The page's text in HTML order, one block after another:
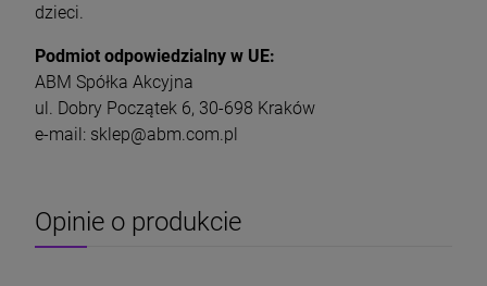
dzieci.
Podmiot odpowiedzialny w UE:
ABM Spółka Akcyjna
ul. Dobry Początek 6, 30-698 Kraków
e-mail: sklep@abm.com.pl
Opinie o produkcie